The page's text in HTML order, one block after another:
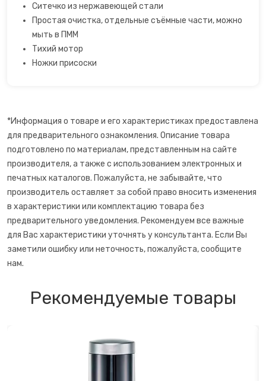
Ситечко из нержавеющей стали
Простая очистка, отдельные съёмные части, можно
мыть в ПММ
Тихий мотор
Ножки присоски
*Информация о товаре и его характеристиках предоставлена
для предварительного ознакомления. Описание товара
подготовлено по материалам, представленным на сайте
производителя, а также с использованием электронных и
печатных каталогов. Пожалуйста, не забывайте, что
производитель оставляет за собой право вносить изменения
в характеристики или комплектацию товара без
предварительного уведомления. Рекомендуем все важные
для Вас характеристики уточнять у консультанта. Если Вы
заметили ошибку или неточность, пожалуйста, сообщите
нам.
Рекомендуемые товары
Пончик-мейкеры
Пуровер
Сахарная вата
Слайсеры для нарезки
Соковарка
Соковыжималки
Су-вид